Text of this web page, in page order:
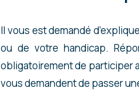
Il vous est demandé
ou de votre handicap.
obligatoirement de participer
vous demandent de passer